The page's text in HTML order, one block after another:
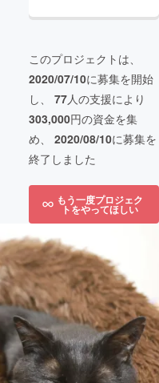
このプロジェクトは、
2020/07/10に募集を開始
し、 77人の支援により
303,000円の資金を集
め、 2020/08/10に募集を
終了しました
もう一度プロジェク
トをやってほしい